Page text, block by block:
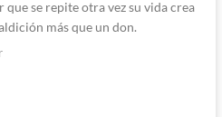
que se repite otra vez su vida crea
más que un don.